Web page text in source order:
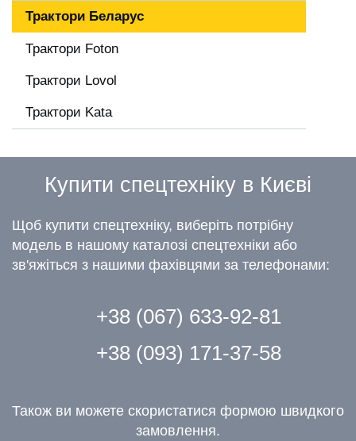
Трактори Беларус
Трактори Foton
Трактори Lovol
Трактори Kata
Купити спецтехніку в Києві
Щоб купити спецтехніку, виберіть потрібну
модель в нашому каталозі спецтехніки або
зв'яжіться з нашими фахівцями за телефонами:
+38 (067) 633-92-81
+38 (093) 171-37-58
Також ви можете скористатися формою швидкого
замовлення.